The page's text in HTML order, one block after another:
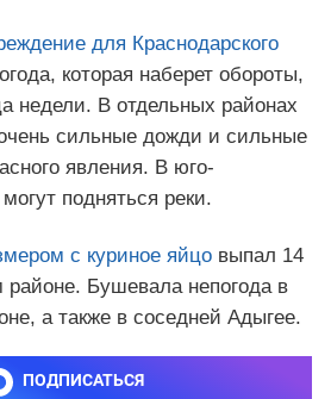
для Краснодарского
которая наберет обороты,
недели. В отдельных районах
сильные дожди и сильные
явления. В юго-
подняться реки.
с куриное яйцо выпал 14
районе. Бушевала непогода в
а также в соседней Адыгее.
ПОДПИСАТЬСЯ